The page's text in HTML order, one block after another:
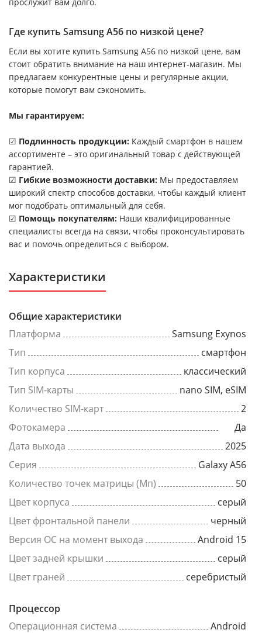
Где купить Samsung A56 по низкой цене?
Если вы хотите купить Samsung A56 по низкой цене, вам
стоит обратить внимание на наш интернет-магазин. Мы
предлагаем конкурентные цены и регулярные акции,
которые помогут вам сэкономить.
Мы гарантируем:
☑ Подлинность продукции: Каждый смартфон в нашем
ассортименте – это оригинальный товар с действующей
гарантией.
☑ Гибкие возможности доставки: Мы предоставляем
широкий спектр способов доставки, чтобы каждый клиент
мог подобрать оптимальный для себя.
☑ Помощь покупателям: Наши квалифицированные
специалисты всегда на связи, чтобы проконсультировать
вас и помочь определиться с выбором.
Характеристики
Общие характеристики
Платформа
Samsung Exynos
Тип
смартфон
Тип корпуса
классический
Тип SIM-карты
nano SIM, eSIM
Количество SIM-карт
2
Фотокамера
Да
Дата выхода
2025
Серия
Galaxy A56
Количество точек матрицы (Мп)
50
Цвет корпуса
серый
Цвет фронтальной панели
черный
Версия ОС на момент выхода
Android 15
Цвет задней крышки
серый
Цвет граней
серебристый
Процессор
Операционная система
Android